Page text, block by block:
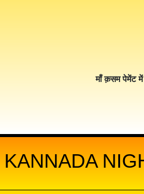
माँ क़सम पेमेंट में
KANNADA